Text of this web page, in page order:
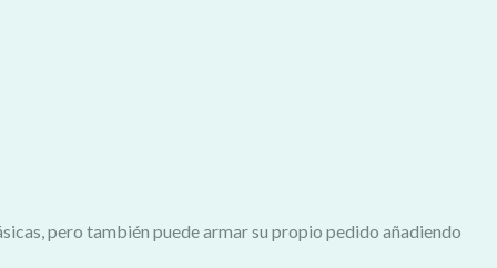
pero también puede armar su propio pedido añadiendo